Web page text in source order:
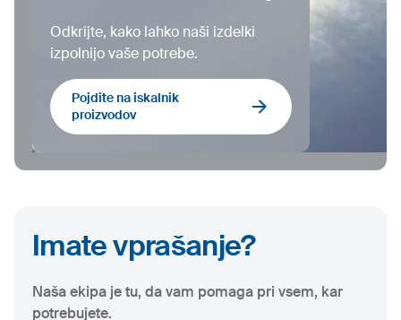
Odkrijte, kako lahko naši izdelki
izpolnijo vaše potrebe.
Pojdite na iskalnik
proizvodov
Imate vprašanje?
Naša ekipa je tu, da vam pomaga pri vsem, kar
potrebujete.